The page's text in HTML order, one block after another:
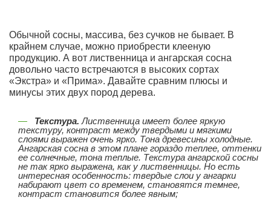
Обычной сосны, массива, без сучков не бывает. В
крайнем случае, можно приобрести клееную
продукцию. А вот лиственница и ангарская сосна
довольно часто встречаются в высоких сортах
«Экстра» и «Прима». Давайте сравним плюсы и
минусы этих двух пород дерева.
Текстура. Лиственница имеет более яркую
текстуру, контраст между твердыми и мягкими
слоями выражен очень ярко. Тона древесины холодные.
Ангарская сосна в этом плане гораздо теплее, оттенки
ее солнечные, тона теплые. Текстура ангарской сосны
не так ярко выражена, как у лиственницы. Но есть
интересная особенность: твердые слои у ангарки
набирают цвет со временем, становятся темнее,
контраст становится более явным;